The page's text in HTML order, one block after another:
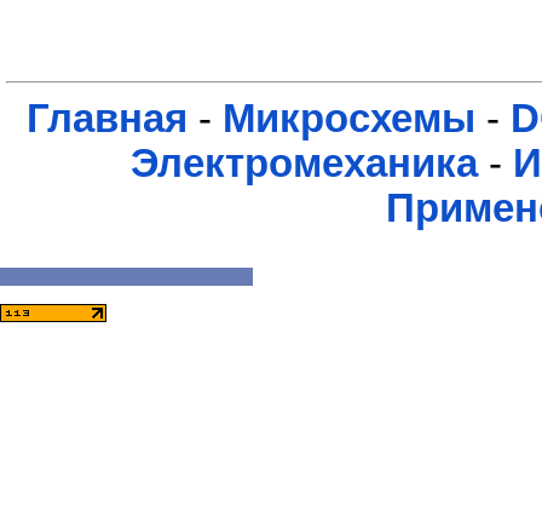
Главная - Микросхемы -
Электромеханика-